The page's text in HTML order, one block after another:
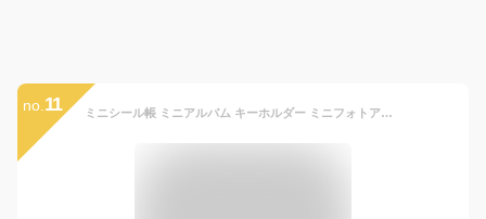
no. 11 ミニシール帳 ミニアルバム キーホルダー ミニフォトアルバム キーチェーン 16ページ 透明 防水 ポータブル 写真収納 カスタマイズ可能 彼氏 彼女 記念日 ギフト 結婚式 誕生日 思い出 写真入れ 推し活